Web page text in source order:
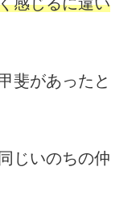
斐があったと
じいのちの仲